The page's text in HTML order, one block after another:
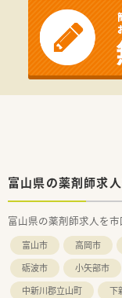
富山県の薬剤師求
富山県の薬剤師求人を
富山市 高岡市
砺波市
小矢部市
中新川郡立山町
下